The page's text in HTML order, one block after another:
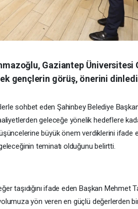
Gaziantep Üniversitesi
gençlerin görüş, önerini
sohbet eden Şahinbey Belediye
geleceğe yönelik hedeflere
büyük önem verdiklerini ifade
teminatı olduğunu belirtti.
taşıdığını ifade eden Başkan Mehmet
yön veren en güçlü değerlerden